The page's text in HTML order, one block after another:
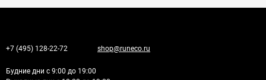
+7 (495) 128-22-72 shop@runeco.ru
Будние дни с 9:00 до 19:00